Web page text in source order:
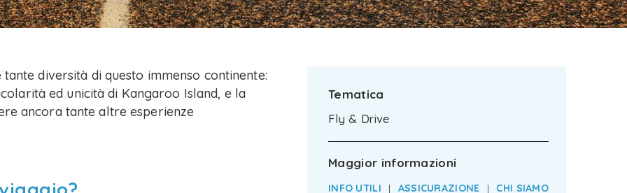
diversità di questo immenso continente:
ed unicità di Kangaroo Island, e la
ancora tante altre esperienze
Tematica
Fly & Drive
Maggior informazioni
INFO UTILI | ASSICURAZIONE | CHI SIAMO